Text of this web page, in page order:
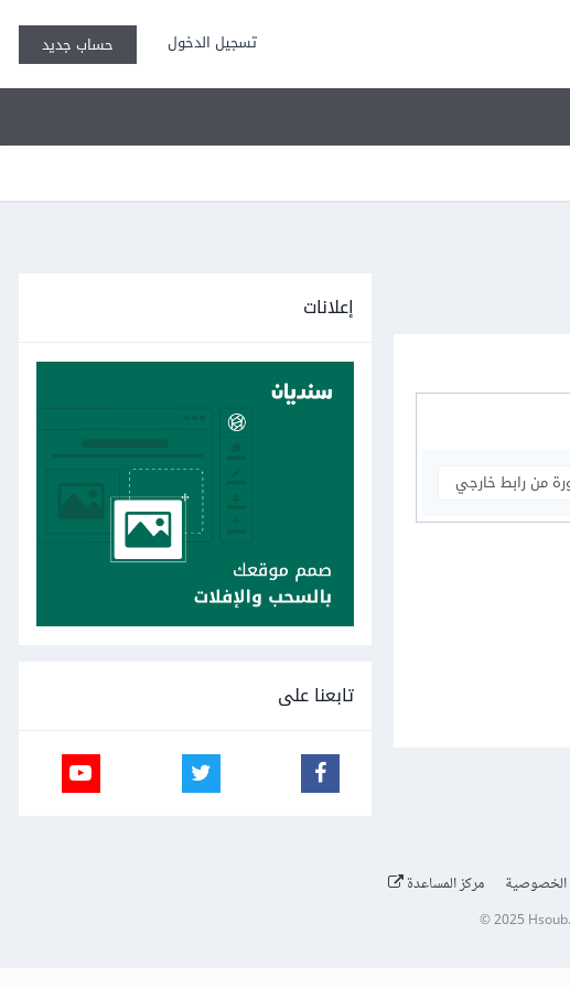
تسجيل الدخول حساب جديد
من رابط خارجي
إعلانات
تابعنا على
الخصوصية مركز المساعدة
© 2025 Hsoub.